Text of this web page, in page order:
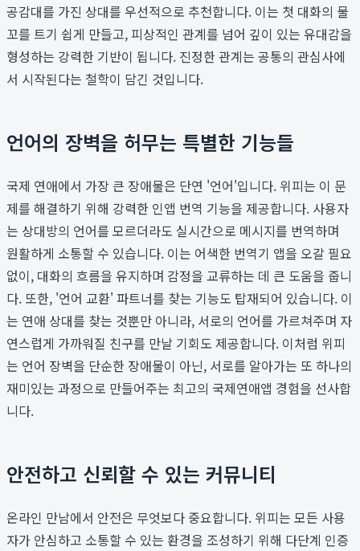
공감대를 가진 상대를 우선적으로 추천합니다. 이는 첫 대화의 물
꼬를 트기 쉽게 만들고, 피상적인 관계를 넘어 깊이 있는 유대감을
형성하는 강력한 기반이 됩니다. 진정한 관계는 공통의 관심사에
서 시작된다는 철학이 담긴 것입니다.
언어의 장벽을 허무는 특별한 기능들
국제 연애에서 가장 큰 장애물은 단연 '언어'입니다. 위피는 이 문
제를 해결하기 위해 강력한 인앱 번역 기능을 제공합니다. 사용자
는 상대방의 언어를 모르더라도 실시간으로 메시지를 번역하며
원활하게 소통할 수 있습니다. 이는 어색한 번역기 앱을 오갈 필요
없이, 대화의 흐름을 유지하며 감정을 교류하는 데 큰 도움을 줍니
다. 또한, '언어 교환' 파트너를 찾는 기능도 탑재되어 있습니다. 이
는 연애 상대를 찾는 것뿐만 아니라, 서로의 언어를 가르쳐주며 자
연스럽게 가까워질 친구를 만날 기회도 제공합니다. 이처럼 위피
는 언어 장벽을 단순한 장애물이 아닌, 서로를 알아가는 또 하나의
재미있는 과정으로 만들어주는 최고의 국제연애앱 경험을 선사합
니다.
안전하고 신뢰할 수 있는 커뮤니티
온라인 만남에서 안전은 무엇보다 중요합니다. 위피는 모든 사용
자가 안심하고 소통할 수 있는 환경을 조성하기 위해 다단계 인증